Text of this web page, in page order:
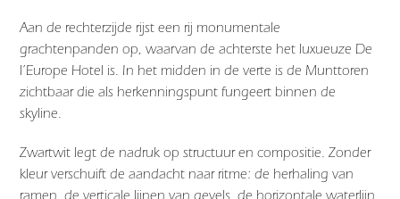
Aan de rechterzijde rijst een rij monumentale
grachtenpanden op, waarvan de achterste het luxueuze De
l’Europe Hotel is. In het midden in de verte is de Munttoren
zichtbaar die als herkenningspunt fungeert binnen de
skyline.
Zwartwit legt de nadruk op structuur en compositie. Zonder
kleur verschuift de aandacht naar ritme: de herhaling van
ramen, de verticale lijnen van gevels, de horizontale waterlijn